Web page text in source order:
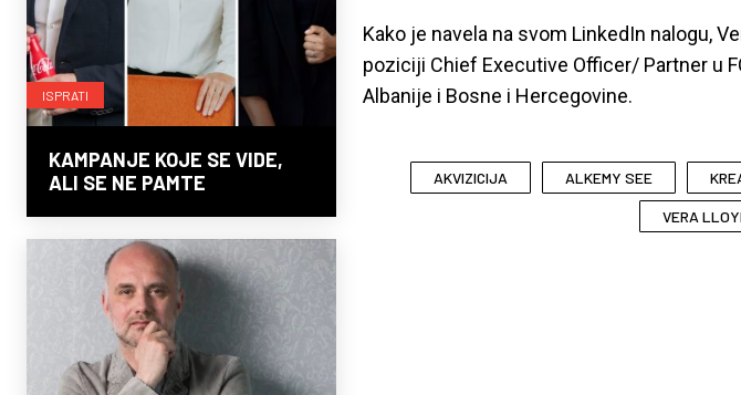
ISPRATI
KAMPANJE KOJE SE VIDE,
ALI SE NE PAMTE
Kako je navela na svom LinkedIn nalogu,
poziciji Chief Executive Officer/ Partner u
Albanije i Bosne i Hercegovine.
AKVIZICIJA ALKEMY SEE
VERA